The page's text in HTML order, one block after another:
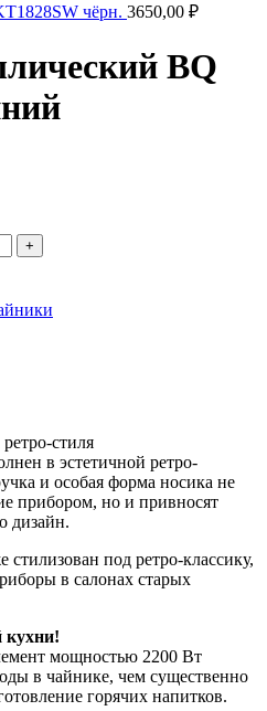
чёрн. 3650,00 ₽
BQ
стиля
в эстетичной ретро-
и особая форма носика не
прибором, но и привносят
дизайн.
под ретро-классику,
в салонах старых
мощностью 2200 Вт
в чайнике, чем существенно
горячих напитков.